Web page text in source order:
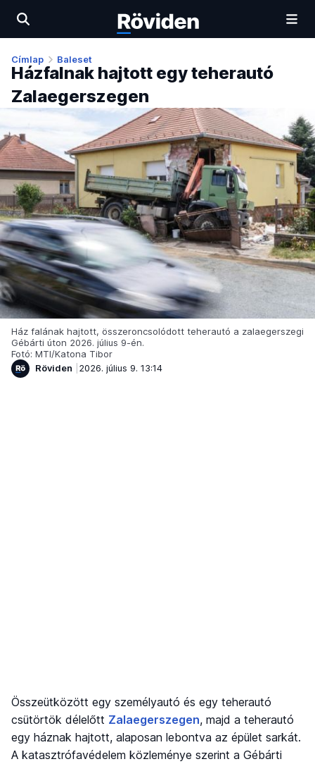
Címlap Baleset
Házfalnak hajtott egy teherautó
Zalaegerszegen
Ház falának hajtott, összeroncsolódott teherautó a zalaegerszegi
Gébárti úton 2026. július 9-én.
Fotó: MTI/Katona Tibor
Röviden
2026. július 9. 13:14
Összeütközött egy személyautó és egy teherautó
csütörtök délelőtt Zalaegerszegen, majd a teherautó
egy háznak hajtott, alaposan lebontva az épület sarkát.
A katasztrófavédelem közleménye szerint a Gébárti